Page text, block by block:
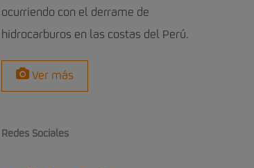
ocurriendo con el derrame de
hidrocarburos en las costas del Perú.
Ver más
Redes Sociales